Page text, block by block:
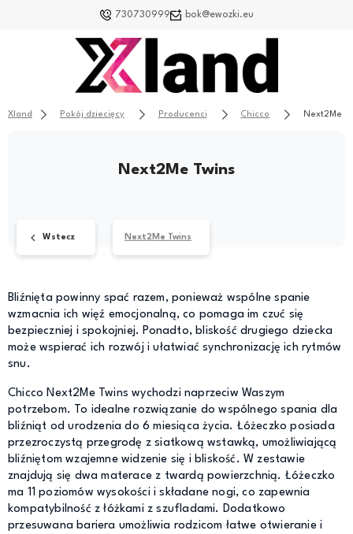
730730999 bok@ewozki.eu
Xland Pokój dziecięcy Producenci Chicco Next2Me
Next2Me Twins
Wstecz Next2Me Twins
Bliźnięta powinny spać razem, ponieważ wspólne spanie
wzmacnia ich więź emocjonalną, co pomaga im czuć się
bezpieczniej i spokojniej. Ponadto, bliskość drugiego dziecka
może wspierać ich rozwój i ułatwiać synchronizację ich rytmów
snu.
Chicco Next2Me Twins wychodzi naprzeciw Waszym
potrzebom. To idealne rozwiązanie do wspólnego spania dla
bliźniąt od urodzenia do 6 miesiąca życia. Łóżeczko posiada
przezroczystą przegrodę z siatkową wstawką, umożliwiającą
bliźniętom wzajemne widzenie się i bliskość. W zestawie
znajdują się dwa materace z twardą powierzchnią. Łóżeczko
ma 11 poziomów wysokości i składane nogi, co zapewnia
kompatybilność z łóżkami z szufladami. Dodatkowo
przesuwana bariera umożliwia rodzicom łatwe otwieranie i